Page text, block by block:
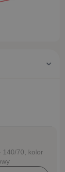
140/70, kolor